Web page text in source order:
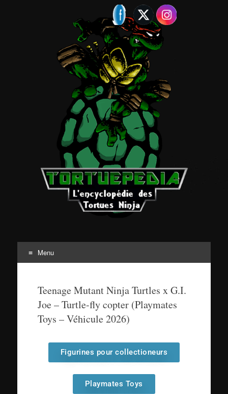
Menu
Teenage Mutant Ninja Turtles x G.I.
Joe – Turtle-fly copter (Playmates
Toys – Véhicule 2026)
Figurines pour collectioneurs
Playmates Toys